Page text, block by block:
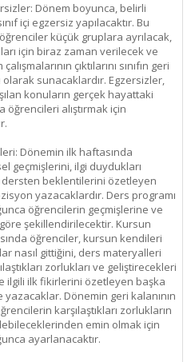
Dönem boyunca, belirli
içi egzersiz yapılacaktır. Bu
küçük gruplara ayrılacak,
için biraz zaman verilecek ve
çıktılarını sınıfın geri
olarak sunacaklardır. Egzersizler,
konuların gerçek hayattaki
öğrencileri alıştırmak için
Dönemin ilk haftasında
geçmişlerini, ilgi duydukları
dersten beklentilerini özetleyen
yazacaklardır. Ders programı
öğrencilerin geçmişlerine ve
şekillendirilecektir. Kursun
öğrenciler, kursun kendileri
nasıl gittiğini, ders materyalleri
zorlukları ve geliştirecekleri
ilgili ilk fikirlerini özetleyen başka
yazacaklar. Dönemin geri kalanının
karşılaştıkları zorlukların
emin olmak için
ayarlanacaktır.